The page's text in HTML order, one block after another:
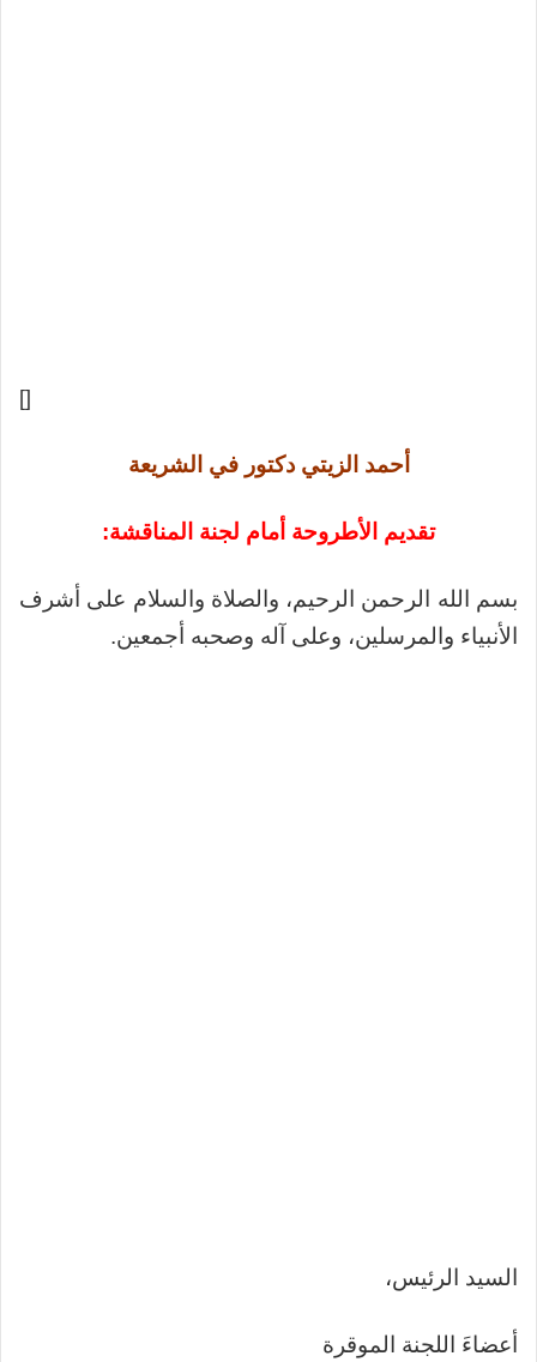
[]
أحمد الزيتي دكتور في الشريعة
تقديم الأطروحة أمام لجنة المناقشة:
بسم الله الرحمن الرحيم، والصلاة والسلام على أشرف
الأنبياء والمرسلين، وعلى آله وصحبه أجمعين.
السيد الرئيس،
أعضاءَ اللجنة الموقرة